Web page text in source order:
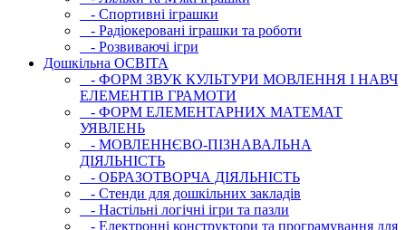
- Спортивні іграшки
- Радіокеровані іграшки та роботи
- Розвиваючі ігри
Дошкільна ОСВIТА
- ФОРМ ЗВУК КУЛЬТУРИ МОВЛЕННЯ І НАВЧ
ЕЛЕМЕНТІВ ГРАМОТИ
- ФОРМ ЕЛЕМЕНТАРНИХ МАТЕМАТ
УЯВЛЕНЬ
- МОВЛЕННЄВО-ПІЗНАВАЛЬНА
ДІЯЛЬНІСТЬ
- ОБРАЗОТВОРЧА ДІЯЛЬНІСТЬ
- Стенди для дошкільних закладів
- Настільні логічні ігри та пазли
- Електронні конструктори та програмування для